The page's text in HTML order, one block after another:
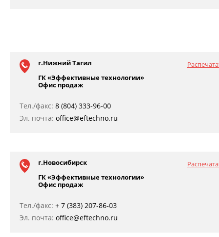
г.Нижний Тагил
ГК «Эффективные технологии»
Офис продаж
Тел./факс: 8 (804) 333-96-00
Эл. почта: office@eftechno.ru
г.Новосибирск
ГК «Эффективные технологии»
Офис продаж
Тел./факс: + 7 (383) 207-86-03
Эл. почта: office@eftechno.ru